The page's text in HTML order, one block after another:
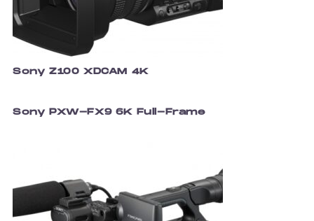
Sony Z100 XDCAM 4K
Sony PXW-FX9 6K Full-Frame